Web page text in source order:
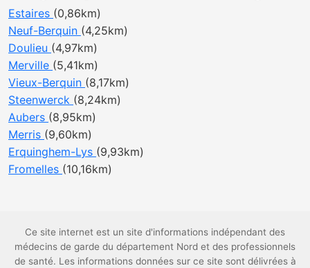
Estaires (0,86km)
Neuf-Berquin (4,25km)
Doulieu (4,97km)
Merville (5,41km)
Vieux-Berquin (8,17km)
Steenwerck (8,24km)
Aubers (8,95km)
Merris (9,60km)
Erquinghem-Lys (9,93km)
Fromelles (10,16km)
Ce site internet est un site d'informations indépendant des
médecins de garde du département Nord et des professionnels
de santé. Les informations données sur ce site sont délivrées à